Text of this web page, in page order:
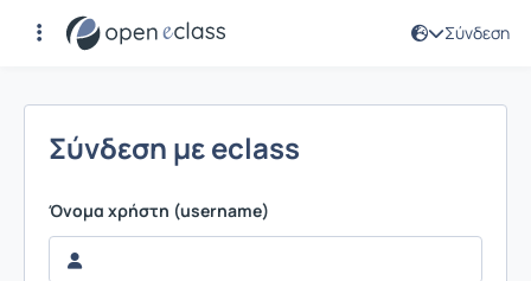
Σύνδεση
Σύνδεση
Σύνδεση με eclass
Όνομα χρήστη (username)